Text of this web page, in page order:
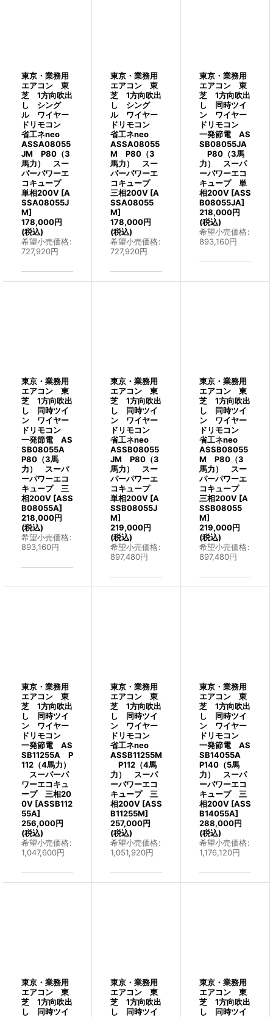
東京・業務用
エアコン 東
芝 1方向吹出
し シング
ル ワイヤー
ドリモコン
省工ネneo
ASSA08055
JM P80（3
馬力） スー
パーパワーエ
コキュープ
単相200V [A
SSA08055J
M]
178,000円
(税込)
希望小売価格:
727,920円
東京・業務用
エアコン 東
芝 1方向吹出
し シング
ル ワイヤー
ドリモコン
省工ネneo
ASSA08055
M P80（3
馬力） スー
パーパワーエ
コキュープ
三相200V [A
SSA08055
M]
178,000円
(税込)
希望小売価格:
727,920円
東京・業務用
エアコン 東
芝 1方向吹出
し 同時ツイ
ン ワイヤー
ドリモコン
一発節電 AS
SB08055JA
P80（3馬
力） スーパ
ーパワーエコ
キュープ 単
相200V [ASS
B08055JA]
218,000円
(税込)
希望小売価格:
893,160円
東京・業務用
エアコン 東
芝 1方向吹出
し 同時ツイ
ン ワイヤー
ドリモコン
一発節電 AS
SB08055A
P80（3馬
力） スーパ
ーパワーエコ
キュープ 三
相200V [ASS
B08055A]
218,000円
(税込)
希望小売価格:
893,160円
東京・業務用
エアコン 東
芝 1方向吹出
し 同時ツイ
ン ワイヤー
ドリモコン
省工ネneo
ASSB08055
JM P80（3
馬力） スー
パーパワーエ
コキュープ
単相200V [A
SSB08055J
M]
219,000円
(税込)
希望小売価格:
897,480円
東京・業務用
エアコン 東
芝 1方向吹出
し 同時ツイ
ン ワイヤー
ドリモコン
省工ネneo
ASSB08055
M P80（3
馬力） スー
パーパワーエ
コキュープ
三相200V [A
SSB08055
M]
219,000円
(税込)
希望小売価格:
897,480円
東京・業務用
エアコン 東
芝 1方向吹出
し 同時ツイ
ン ワイヤー
ドリモコン
一発節電 AS
SB11255A P
112（4馬力）
スーパーパ
ワーエコキュ
ープ 三相20
0V [ASSB112
55A]
256,000円
(税込)
希望小売価格:
1,047,600円
東京・業務用
エアコン 東
芝 1方向吹出
し 同時ツイ
ン ワイヤー
ドリモコン
省工ネneo
ASSB11255M
P112（4馬
力） スーパ
ーパワーエコ
キュープ 三
相200V [ASS
B11255M]
257,000円
(税込)
希望小売価格:
1,051,920円
東京・業務用
エアコン 東
芝 1方向吹出
し 同時ツイ
ン ワイヤー
ドリモコン
一発節電 AS
SB14055A
P140（5馬
力） スーパ
ーパワーエコ
キュープ 三
相200V [ASS
B14055A]
288,000円
(税込)
希望小売価格:
1,176,120円
東京・業務用
エアコン 東
芝 1方向吹出
し 同時ツイ
東京・業務用
エアコン 東
芝 1方向吹出
し 同時ツイ
東京・業務用
エアコン 東
芝 1方向吹出
し 同時ツイ